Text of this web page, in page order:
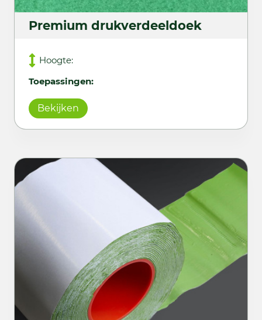
Premium drukverdeeldoek
Hoogte:
Toepassingen:
Bekijken